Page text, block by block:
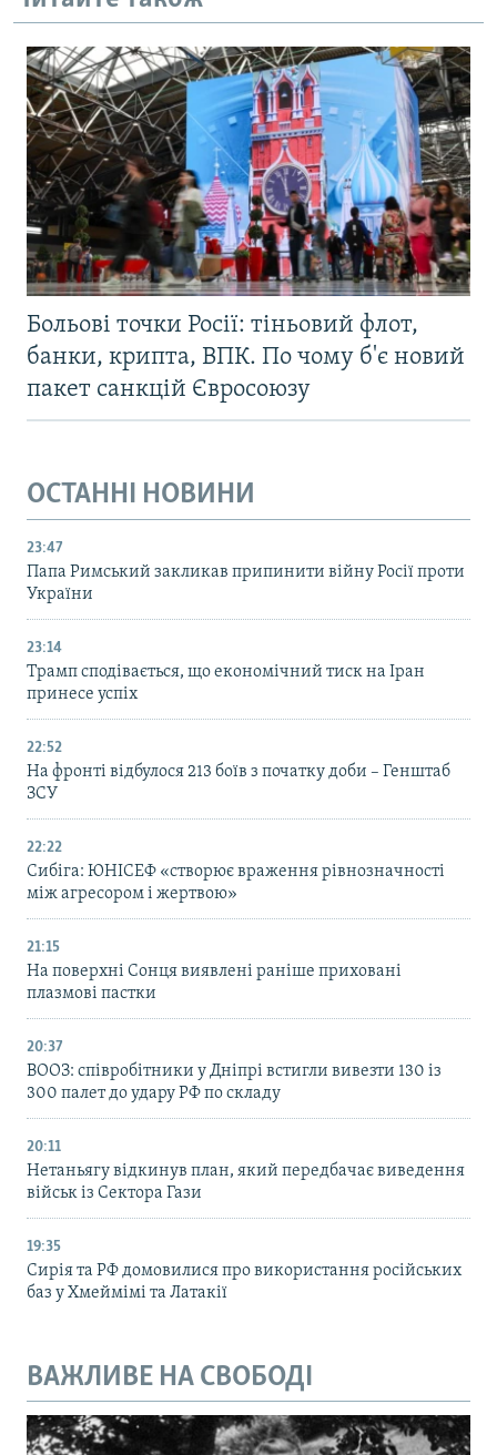
Больові точки Росії: тіньовий флот,
банки, крипта, ВПК. По чому б'є новий
пакет санкцій Євросоюзу
ОСТАННІ НОВИНИ
23:47
Папа Римський закликав припинити війну Росії проти
України
23:14
Трамп сподівається, що економічний тиск на Іран
принесе успіх
22:52
На фронті відбулося 213 боїв з початку доби – Генштаб
ЗСУ
22:22
Сибіга: ЮНІСЕФ «створює враження рівнозначності
між агресором і жертвою»
21:15
На поверхні Сонця виявлені раніше приховані
плазмові пастки
20:37
ВООЗ: співробітники у Дніпрі встигли вивезти 130 із
300 палет до удару РФ по складу
20:11
Нетаньягу відкинув план, який передбачає виведення
військ із Сектора Гази
19:35
Сирія та РФ домовилися про використання російських
баз у Хмеймімі та Латакії
ВАЖЛИВЕ НА СВОБОДІ